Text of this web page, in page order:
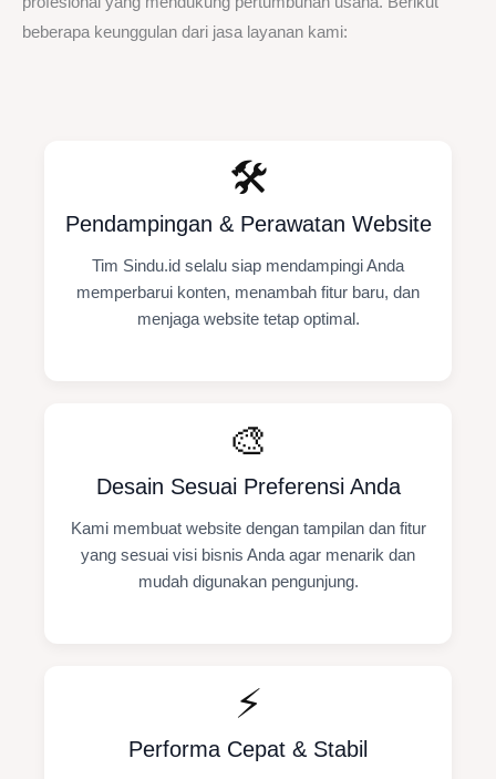
beberapa keunggulan dari jasa layanan kami:
🛠️
Pendampingan & Perawatan Website
Tim Sindu.id selalu siap mendampingi Anda
memperbarui konten, menambah fitur baru, dan
menjaga website tetap optimal.
🎨
Desain Sesuai Preferensi Anda
Kami membuat website dengan tampilan dan fitur
yang sesuai visi bisnis Anda agar menarik dan
mudah digunakan pengunjung.
⚡
Performa Cepat & Stabil